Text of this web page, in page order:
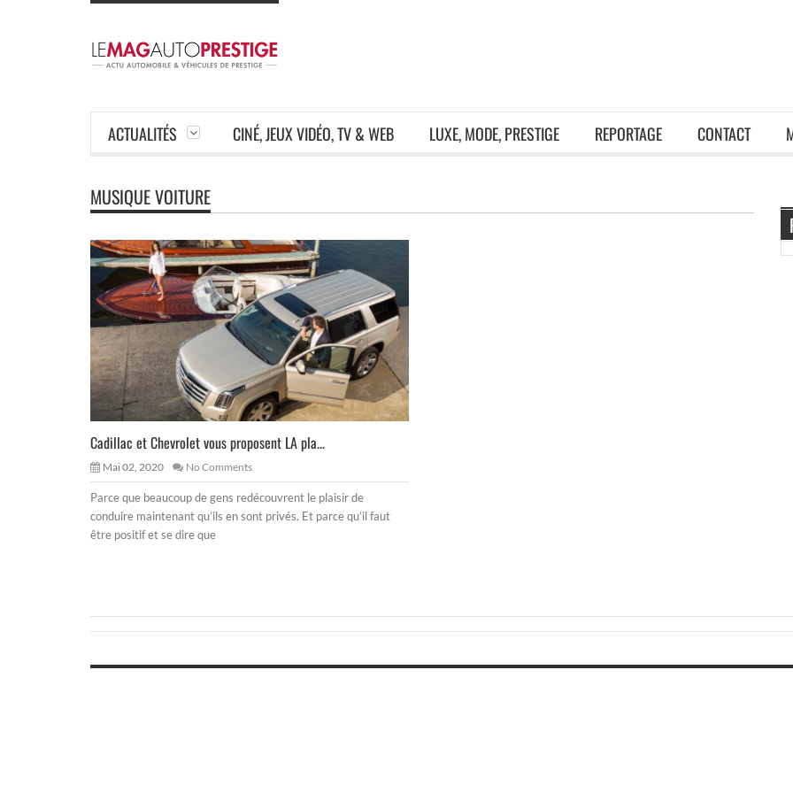
ACTUALITÉS CINÉ, JEUX VIDÉO, TV & WEB LUXE, MODE, PRESTIGE REPORTAGE CONTACT
MUSIQUE VOITURE
Cadillac et Chevrolet vous proposent LA pla...
Mai 02, 2020 No Comments
Parce que beaucoup de gens redécouvrent le plaisir de
conduire maintenant qu’ils en sont privés. Et parce qu’il faut
être positif et se dire que